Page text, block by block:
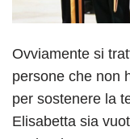
Ovviamente si
persone che non
per sostenere la
Elisabetta sia